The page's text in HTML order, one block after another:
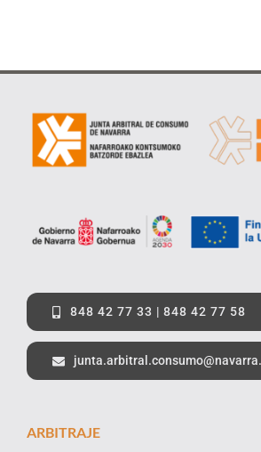
848 42 77 33 | 848 42 77 58
ARBITRAJE